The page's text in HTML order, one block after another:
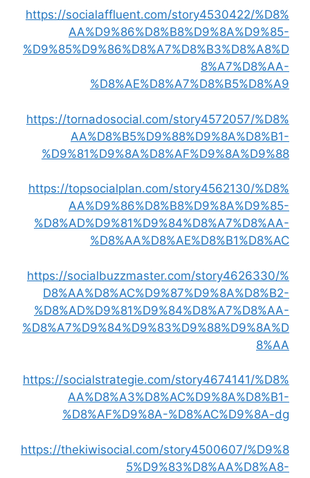
https://socialaffluent.com/story4530422/%D8%
AA%D9%86%D8%B8%D9%8A%D9%85-
%D9%85%D9%86%D8%A7%D8%B3%D8%A8%D
8%A7%D8%AA-
%D8%AE%D8%A7%D8%B5%D8%A9
https://tornadosocial.com/story4572057/%D8%
AA%D8%B5%D9%88%D9%8A%D8%B1-
%D9%81%D9%8A%D8%AF%D9%8A%D9%88
https://topsocialplan.com/story4562130/%D8%
AA%D9%86%D8%B8%D9%8A%D9%85-
%D8%AD%D9%81%D9%84%D8%A7%D8%AA-
%D8%AA%D8%AE%D8%B1%D8%AC
https://socialbuzzmaster.com/story4626330/%
D8%AA%D8%AC%D9%87%D9%8A%D8%B2-
%D8%AD%D9%81%D9%84%D8%A7%D8%AA-
%D8%A7%D9%84%D9%83%D9%88%D9%8A%D
8%AA
https://socialstrategie.com/story4674141/%D8%
AA%D8%A3%D8%AC%D9%8A%D8%B1-
%D8%AF%D9%8A-%D8%AC%D9%8A-dg
https://thekiwisocial.com/story4500607/%D9%8
5%D9%83%D8%AA%D8%A8-